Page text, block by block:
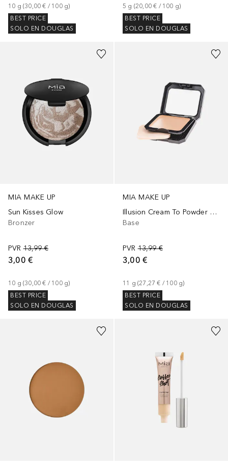
10 g (30,00 € / 100 g)
BEST PRICE
SOLO EN DOUGLAS
5 g (20,00 € / 100 g)
BEST PRICE
SOLO EN DOUGLAS
MIA MAKE UP
Sun Kisses Glow
Bronzer
PVR 13,99 €
3,00 €
10 g (30,00 € / 100 g)
BEST PRICE
SOLO EN DOUGLAS
MIA MAKE UP
Illusion Cream To Powder Foundation
Base
PVR 13,99 €
3,00 €
11 g (27,27 € / 100 g)
BEST PRICE
SOLO EN DOUGLAS
+19